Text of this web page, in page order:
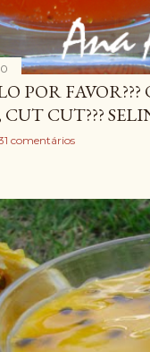
POR FAVOR???
CUT???
comentários